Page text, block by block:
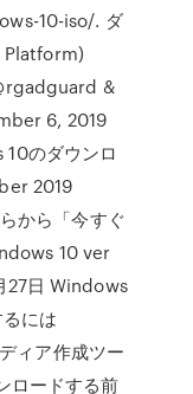
10-iso/. ダ
Platform)
&
6, 2019
のダウンロ
2019
から「今すぐ
10 ver
27日 Windows
には
ィア作成ツー
ロードする前